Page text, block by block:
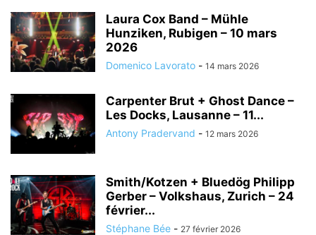
Laura Cox Band – Mühle
Hunziken, Rubigen – 10 mars
2026
Domenico Lavorato - 14 mars 2026
Carpenter Brut + Ghost Dance –
Les Docks, Lausanne – 11...
Antony Pradervand - 12 mars 2026
Smith/Kotzen + Bluedög Philipp
Gerber – Volkshaus, Zurich – 24
février...
Stéphane Bée - 27 février 2026